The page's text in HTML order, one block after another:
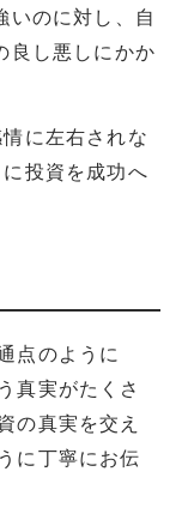
いのに対し、自
良し悪しにかか
に左右されな
投資を成功へ
点のように
真実がたくさ
の真実を交え
に丁寧にお伝